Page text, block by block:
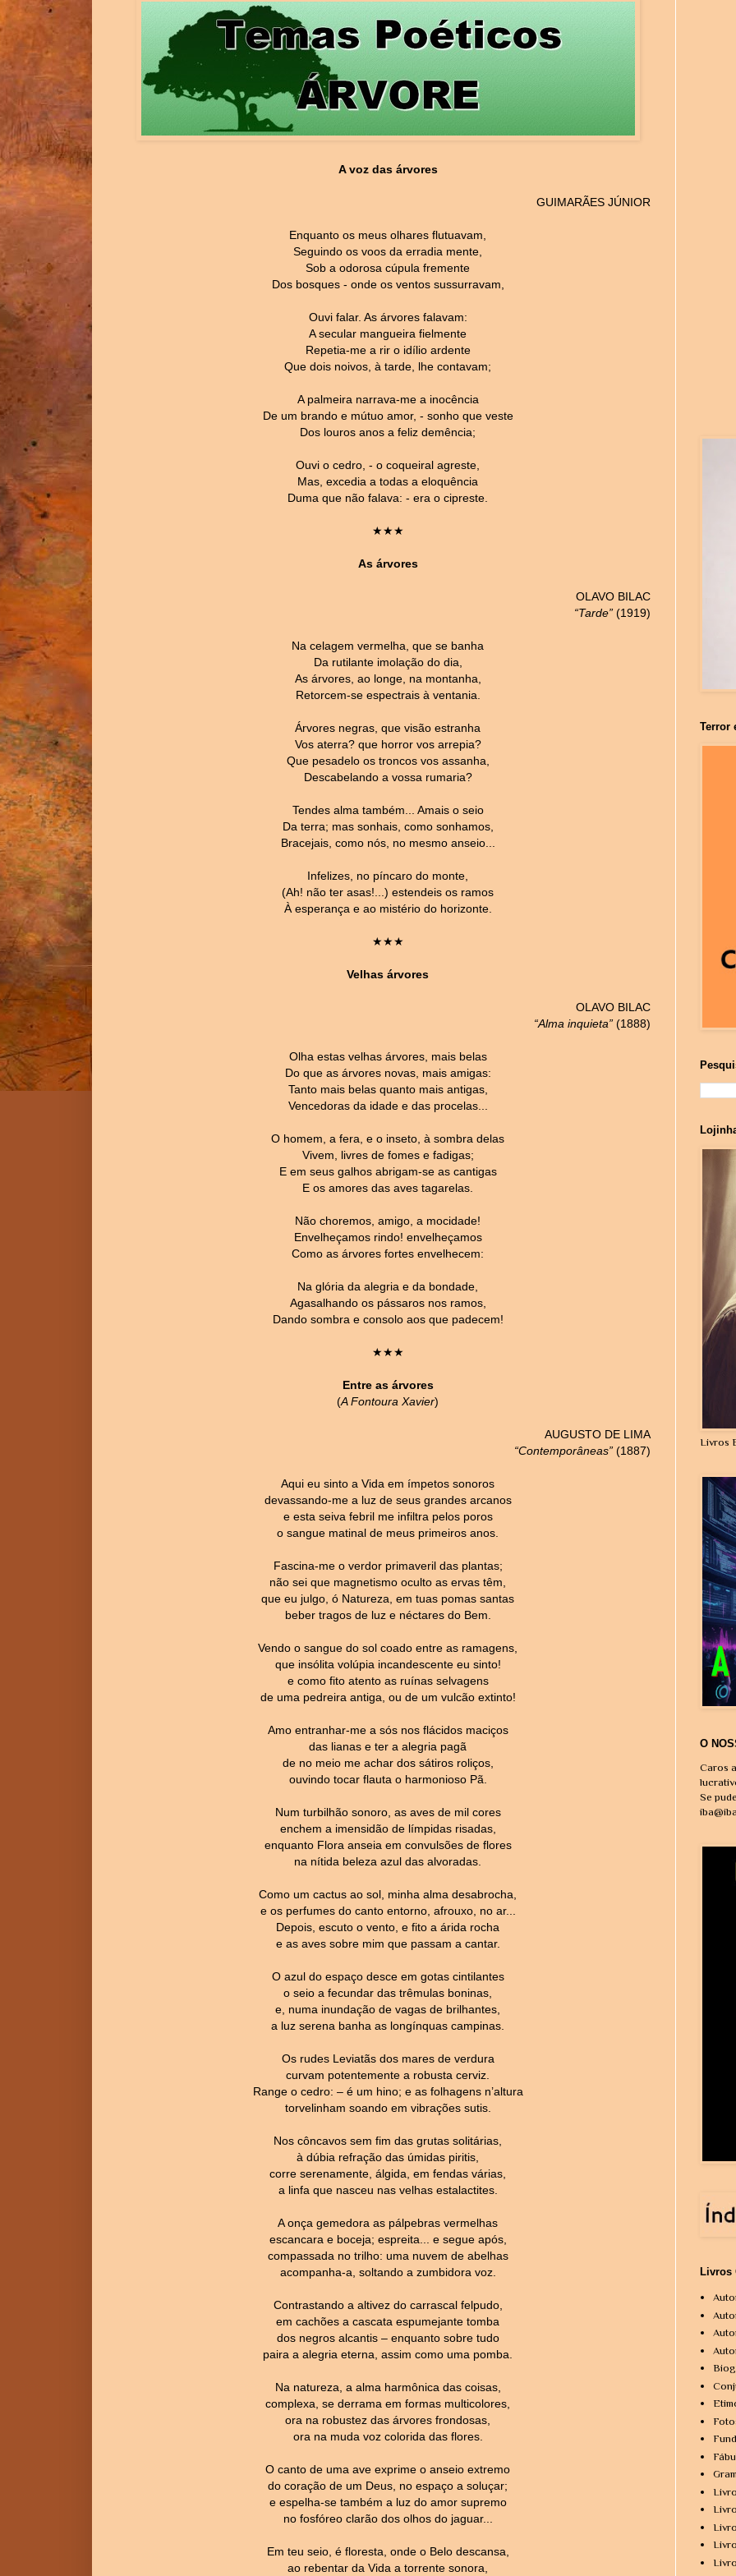
A voz das árvores
GUIMARÃES JÚNIOR
Enquanto os meus olhares flutuavam,
Seguindo os voos da erradia mente,
Sob a odorosa cúpula fremente
Dos bosques - onde os ventos sussurravam,
Ouvi falar. As árvores falavam:
A secular mangueira fielmente
Repetia-me a rir o idílio ardente
Que dois noivos, à tarde, lhe contavam;
A palmeira narrava-me a inocência
De um brando e mútuo amor, - sonho que veste
Dos louros anos a feliz demência;
Ouvi o cedro, - o coqueiral agreste,
Mas, excedia a todas a eloquência
Duma que não falava: - era o cipreste.
★★★
As árvores
OLAVO BILAC
“Tarde” (1919)
Na celagem vermelha, que se banha
Da rutilante imolação do dia,
As árvores, ao longe, na montanha,
Retorcem-se espectrais à ventania.
Árvores negras, que visão estranha
Vos aterra? que horror vos arrepia?
Que pesadelo os troncos vos assanha,
Descabelando a vossa rumaria?
Tendes alma também... Amais o seio
Da terra; mas sonhais, como sonhamos,
Bracejais, como nós, no mesmo anseio...
Infelizes, no píncaro do monte,
(Ah! não ter asas!...) estendeis os ramos
À esperança e ao mistério do horizonte.
★★★
Velhas árvores
OLAVO BILAC
“Alma inquieta” (1888)
Olha estas velhas árvores, mais belas
Do que as árvores novas, mais amigas:
Tanto mais belas quanto mais antigas,
Vencedoras da idade e das procelas...
O homem, a fera, e o inseto, à sombra delas
Vivem, livres de fomes e fadigas;
E em seus galhos abrigam-se as cantigas
E os amores das aves tagarelas.
Não choremos, amigo, a mocidade!
Envelheçamos rindo! envelheçamos
Como as árvores fortes envelhecem:
Na glória da alegria e da bondade,
Agasalhando os pássaros nos ramos,
Dando sombra e consolo aos que padecem!
★★★
Entre as árvores
(A Fontoura Xavier)
AUGUSTO DE LIMA
“Contemporâneas” (1887)
Aqui eu sinto a Vida em ímpetos sonoros
devassando-me a luz de seus grandes arcanos
e esta seiva febril me infiltra pelos poros
o sangue matinal de meus primeiros anos.
Fascina-me o verdor primaveril das plantas;
não sei que magnetismo oculto as ervas têm,
que eu julgo, ó Natureza, em tuas pomas santas
beber tragos de luz e néctares do Bem.
Vendo o sangue do sol coado entre as ramagens,
que insólita volúpia incandescente eu sinto!
e como fito atento as ruínas selvagens
de uma pedreira antiga, ou de um vulcão extinto!
Amo entranhar-me a sós nos flácidos maciços
das lianas e ter a alegria pagã
de no meio me achar dos sátiros roliços,
ouvindo tocar flauta o harmonioso Pã.
Num turbilhão sonoro, as aves de mil cores
enchem a imensidão de límpidas risadas,
enquanto Flora anseia em convulsões de flores
na nítida beleza azul das alvoradas.
Como um cactus ao sol, minha alma desabrocha,
e os perfumes do canto entorno, afrouxo, no ar...
Depois, escuto o vento, e fito a árida rocha
e as aves sobre mim que passam a cantar.
O azul do espaço desce em gotas cintilantes
o seio a fecundar das trêmulas boninas,
e, numa inundação de vagas de brilhantes,
a luz serena banha as longínquas campinas.
Os rudes Leviatãs dos mares de verdura
curvam potentemente a robusta cerviz.
Range o cedro: – é um hino; e as folhagens n’altura
torvelinham soando em vibrações sutis.
Nos côncavos sem fim das grutas solitárias,
à dúbia refração das úmidas piritis,
corre serenamente, álgida, em fendas várias,
a linfa que nasceu nas velhas estalactites.
A onça gemedora as pálpebras vermelhas
escancara e boceja; espreita... e segue após,
compassada no trilho: uma nuvem de abelhas
acompanha-a, soltando a zumbidora voz.
Contrastando a altivez do carrascal felpudo,
em cachões a cascata espumejante tomba
dos negros alcantis – enquanto sobre tudo
paira a alegria eterna, assim como uma pomba.
Na natureza, a alma harmônica das coisas,
complexa, se derrama em formas multicolores,
ora na robustez das árvores frondosas,
ora na muda voz colorida das flores.
O canto de uma ave exprime o anseio extremo
do coração de um Deus, no espaço a soluçar;
e espelha-se também a luz do amor supremo
no fosfóreo clarão dos olhos do jaguar...
Em teu seio, é floresta, onde o Belo descansa,
ao rebentar da Vida a torrente sonora,
Terror
Livros
O
Caros
Se
Livros